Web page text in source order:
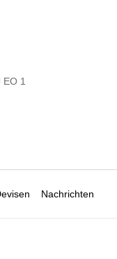
EO 1
Nachrichten